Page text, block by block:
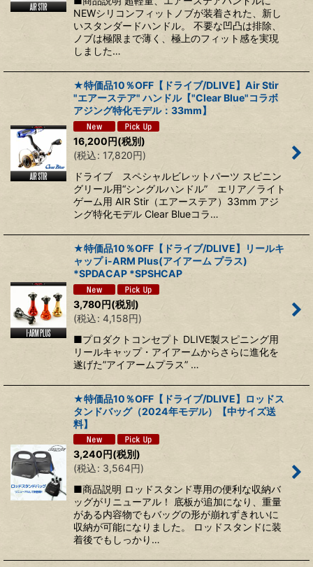
NEWシリコンフィットノブが装着された、新し
いスタンダードハンドル。 不要な凹凸は排除、
ノブは極限まで薄く、極上のフィット感を実現
しました…
★特価品10％OFF【ドライブ/DLIVE】Air Stir
"エアーステア" ハンドル【"Clear Blue"コラボ
アジング特化モデル：33mm】
16,200円(税別)
(税込: 17,820円)
ドライブ スペシャルビレットパーツ スピニン
グリール用“シングルハンドル” エリア／ライト
ゲーム用 AIR Stir（エアーステア）33mm アジ
ング特化モデル Clear Blueコラ…
★特価品10％OFF【ドライブ/DLIVE】リールキ
ャップ i-ARM Plus(アイアーム プラス)
*SPDACAP *SPSHCAP
3,780円(税別)
(税込: 4,158円)
■プロダクトコンセプト DLIVE製スピニング用
リールキャップ・アイアームからさらに進化を
遂げた”アイアームプラス” …
★特価品10％OFF【ドライブ/DLIVE】ロッドス
タンドバッグ（2024年モデル）【中サイズ送
料】
3,240円(税別)
(税込: 3,564円)
■商品説明 ロッドスタンド専用の便利な収納バ
ッグがリニューアル！ 底板が追加になり、重量
がある内容物でもバッグの形が崩れずきれいに
収納が可能になりました。 ロッドスタンドに装
着後でもしっかり…